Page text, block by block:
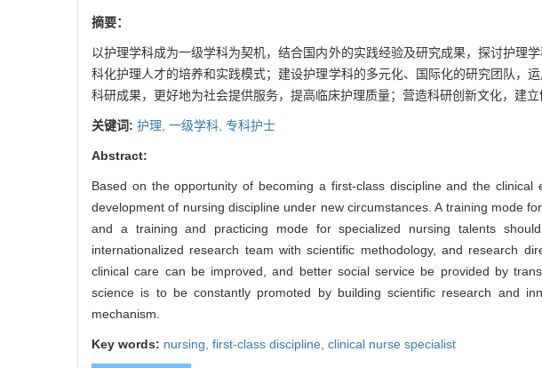
摘要：
以护理学科成为一级学科为契机，结合国内外的实践经验及研究成果，探讨护理
科化护理人才的培养和实践模式；建设护理学科的多元化、国际化的研究团队，
科研成果，更好地为社会提供服务，提高临床护理质量；营造科研创新文化，建
关键词: 护理, 一级学科, 专科护士
Abstract:
Based on the opportunity of becoming a first-class discipline and the
development of nursing discipline under new circumstances. A training mode
and a training and practicing mode for specialized nursing talents
internationalized research team with scientific methodology, and research
clinical care can be improved, and better social service be provided by
science is to be constantly promoted by building scientific research and
mechanism.
Key words: nursing, first-class discipline, clinical nurse specialist